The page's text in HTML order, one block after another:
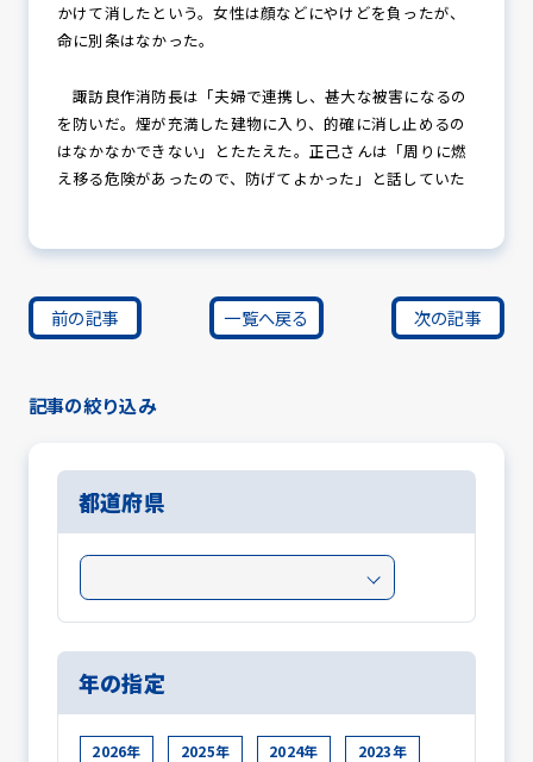
防犯協力会について
かけて消したという。女性は顔などにやけどを負ったが、
命に別条はなかった。
諏訪良作消防長は「夫婦で連携し、甚大な被害になるの
を防いだ。煙が充満した建物に入り、的確に消し止めるの
はなかなかできない」とたたえた。正己さんは「周りに燃
え移る危険があったので、防げてよかった」と話していた
前の記事 一覧へ戻る 次の記事
記事の絞り込み
都道府県
年の指定
2026年 2025年 2024年 2023年